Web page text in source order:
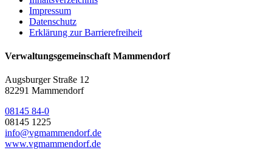
Impressum
Datenschutz
Erklärung zur Barrierefreiheit
Verwaltungsgemeinschaft Mammendorf
Augsburger Straße 12
82291 Mammendorf
08145 84-0
08145 1225
info@vgmammendorf.de
www.vgmammendorf.de